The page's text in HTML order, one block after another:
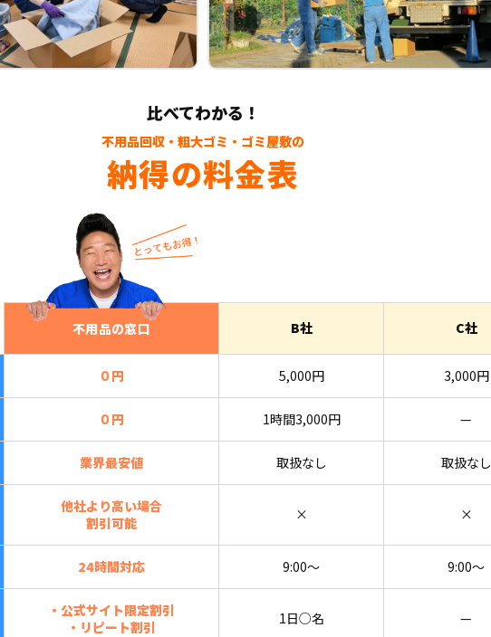
比べてわかる！
不用品回収・粗大ゴミ・ゴミ屋敷の
納得の料金表
不用品の窓口 B社 C社
０円 5,000円 3,000円
０円 1時間3,000円 —
業界最安値 取扱なし 取扱なし
他社より高い場合
割引可能
× ×
24時間対応 9:00〜 9:00〜
・公式サイト限定割引
・リピート割引
1日○名 —